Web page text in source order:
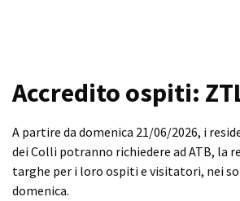
Accredito ospiti:
A partire da domenica 21/06/2026, i
dei Colli potranno richiedere ad ATB, la
targhe per i loro ospiti e visitatori, nei
domenica.